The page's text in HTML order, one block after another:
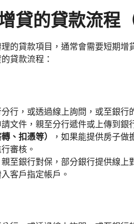
貸的貸款流程
的貸款項目，通常會需要短期增
貸款流程：
分行，或透過線上詢問，或至銀行
請文件，親至分行遞件或上傳到
、扣憑等）
，如果能提供房子做
審核。
親至銀行對保，部分銀行提供線上
客戶指定帳戶。